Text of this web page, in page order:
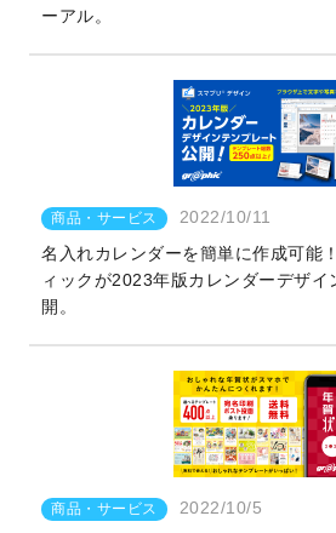
ーアル。
商品・サービス
2022/10/11
名入れカレンダーを簡単に作成可能
ィックが2023年版カレンダーデザイ
開。
商品・サービス
2022/10/5